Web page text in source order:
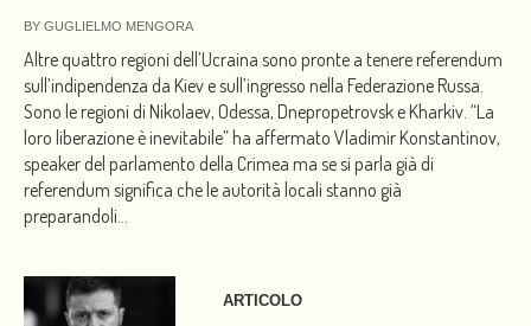
BY GUGLIELMO MENGORA
Altre quattro regioni dell’Ucraina sono pronte a tenere referendum
sull’indipendenza da Kiev e sull’ingresso nella Federazione Russa.
Sono le regioni di Nikolaev, Odessa, Dnepropetrovsk e Kharkiv. “La
loro liberazione è inevitabile” ha affermato Vladimir Konstantinov,
speaker del parlamento della Crimea ma se si parla già di
referendum significa che le autorità locali stanno già
preparandoli...
ARTICOLO